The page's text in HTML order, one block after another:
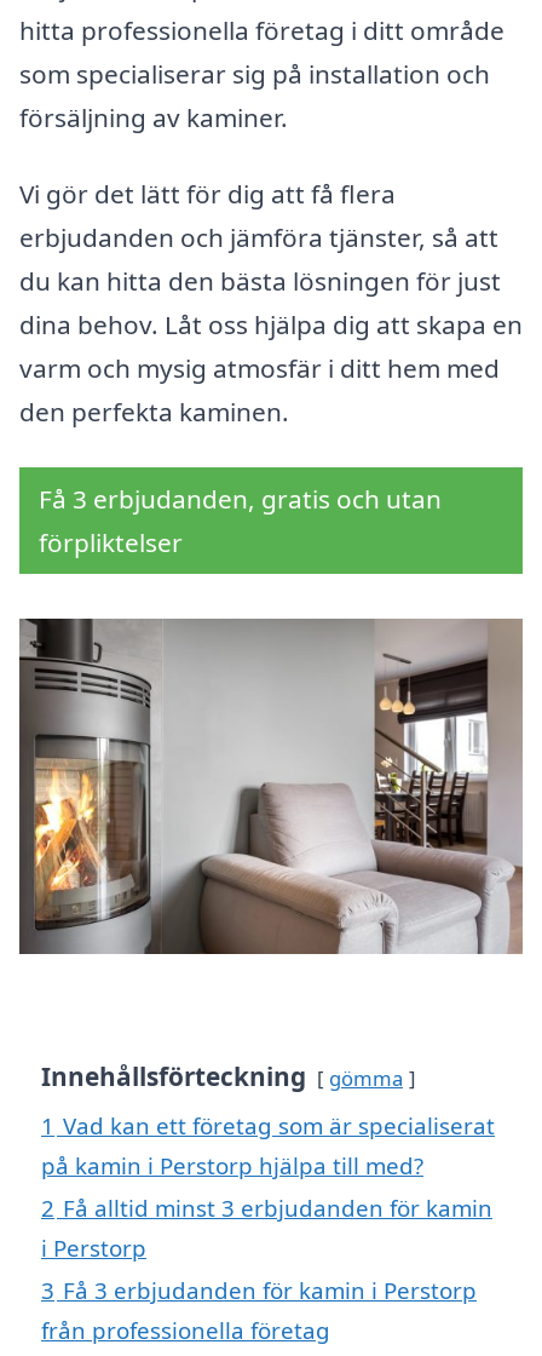
hitta professionella företag i ditt område
som specialiserar sig på installation och
försäljning av kaminer.
Vi gör det lätt för dig att få flera
erbjudanden och jämföra tjänster, så att
du kan hitta den bästa lösningen för just
dina behov. Låt oss hjälpa dig att skapa en
varm och mysig atmosfär i ditt hem med
den perfekta kaminen.
Få 3 erbjudanden, gratis och utan
förpliktelser
Innehållsförteckning gömma
1 Vad kan ett företag som är specialiserat
på kamin i Perstorp hjälpa till med?
2 Få alltid minst 3 erbjudanden för kamin
i Perstorp
3 Få 3 erbjudanden för kamin i Perstorp
från professionella företag